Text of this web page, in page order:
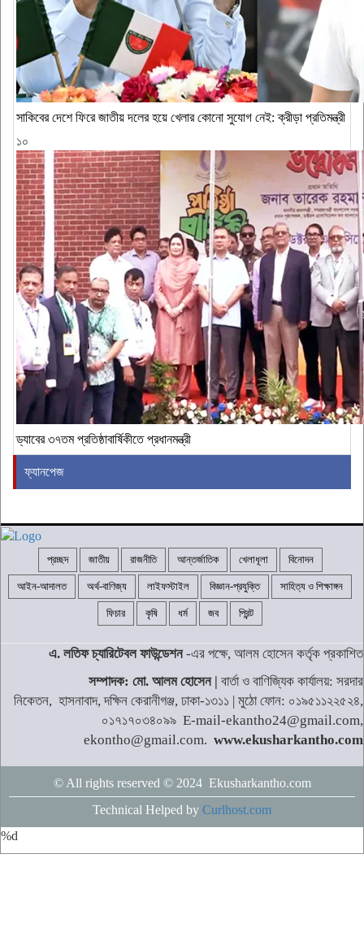
সাকিবের দেশে ফিরে জাতীয় দলের হয়ে খেলার কোনো সুযোগ নেই: ক্রীড়া প্রতিমন্ত্রী
১০
ড্যাবের ৩৭তম প্রতিষ্ঠাবার্ষিকীতে প্রধানমন্ত্রী
ফ্যানপেজ
প্রচ্ছদ জাতীয় রাজনীতি আন্তর্জাতিক খেলাধূলা বিনোদন
আইন-আদালত অর্থ-বাণিজ্য লাইফস্টাইল বিজ্ঞান-প্রযুক্তি সাহিত্য ও শিক্ষাঙ্গন
ফিচার কৃষি ধর্ম জব প্রিন্ট
এ. লতিফ চ্যারিটেবল ফাউন্ডেশন-এর পক্ষে, আলম হোসেন কর্তৃক প্রকাশিত
সম্পাদক: মো. আলম হোসেন | বার্তা ও বাণিজ্যিক কার্যালয়: সরদার
নিকেতন, হাসনাবাদ, দক্ষিন কেরানীগঞ্জ, ঢাকা-১৩১১ | মুঠো ফোন: ০১৯৫১১২২৫২৪,
০১৭১৭০৩৪০৯৯ E-mail-ekantho24@gmail.com,
ekontho@gmail.com. www.ekusharkantho.com
© All rights reserved © 2024 Ekusharkantho.com
Technical Helped by Curlhost.com
%d